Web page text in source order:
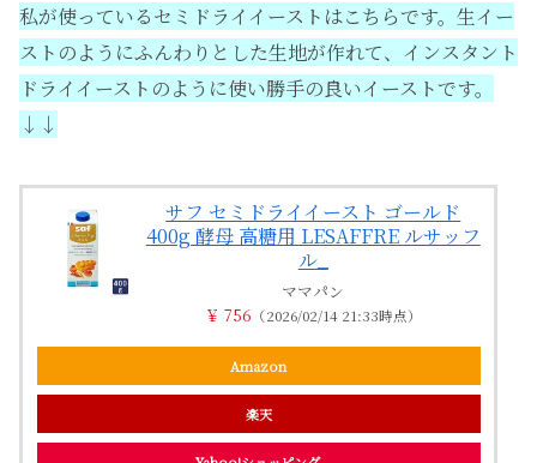
私が使っているセミドライイーストはこちらです。生イー
ストのようにふんわりとした生地が作れて、インスタント
ドライイーストのように使い勝手の良いイーストです。
↓↓
サフ セミドライイースト ゴールド
400g 酵母 高糖用 LESAFFRE ルサッフ
ル_
ママパン
￥ 756 （2026/02/14 21:33時点）
Amazon
楽天